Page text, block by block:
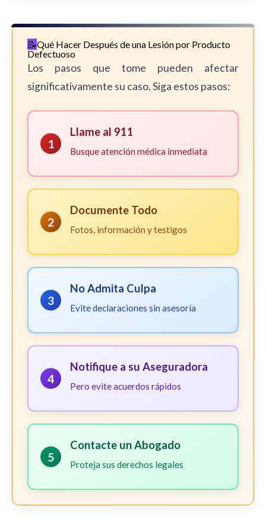
Qué Hacer Después de una Lesión por Producto
Defectuoso
Los pasos que tome pueden afectar
significativamente su caso. Siga estos pasos:
1
Llame al 911
Busque atención médica inmediata
2
Documente Todo
Fotos, información y testigos
3
No Admita Culpa
Evite declaraciones sin asesoría
4
Notifique a su Aseguradora
Pero evite acuerdos rápidos
5
Contacte un Abogado
Proteja sus derechos legales